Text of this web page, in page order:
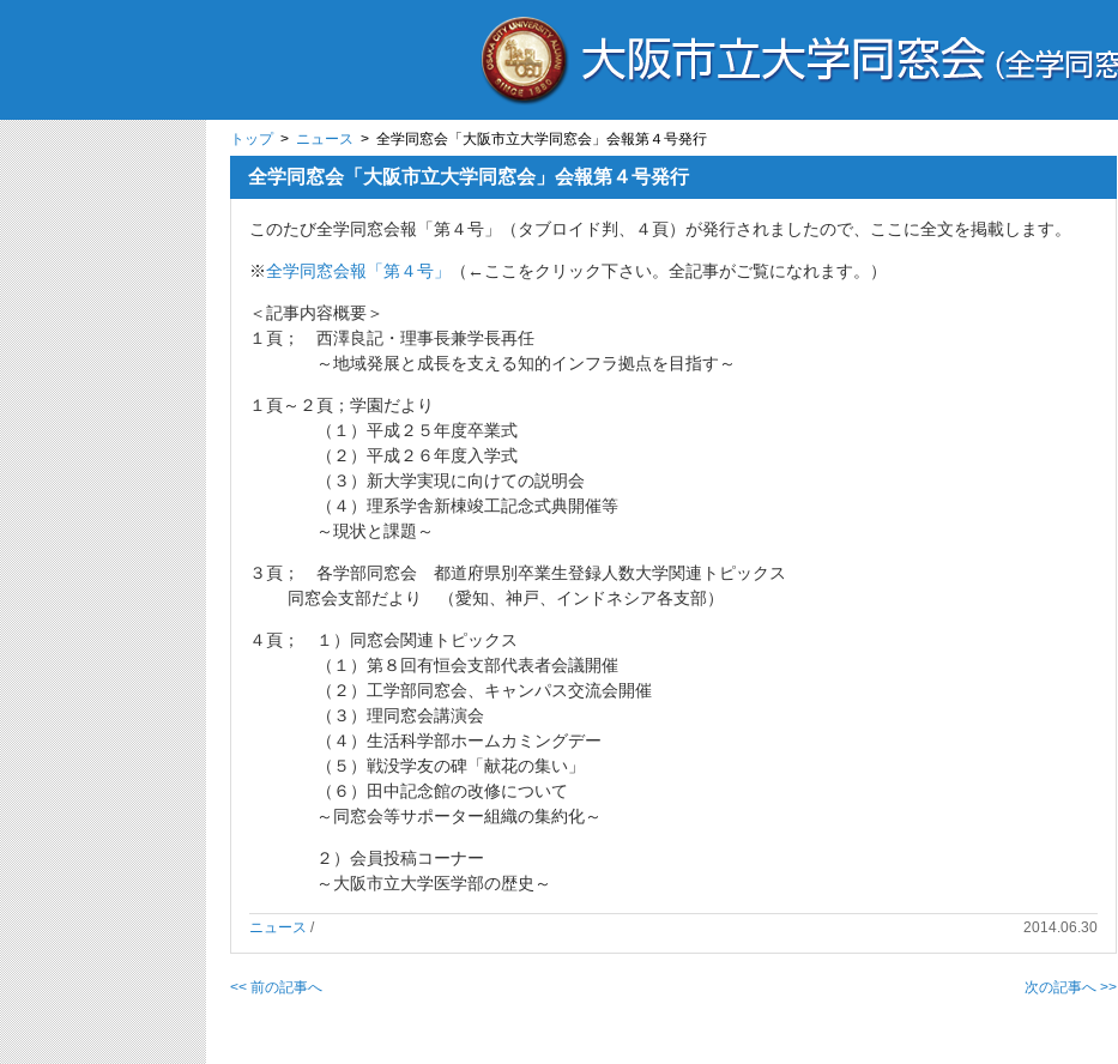
トップ> ニュース > 全学同窓会「大阪市立大学同窓会」会報第４号発行
全学同窓会「大阪市立大学同窓会」会報第４号発行
このたび全学同窓会報「第４号」（タブロイド判、４頁）が発行されましたので、ここに全文を掲載します。
※全学同窓会報「第４号」 （←ここをクリック下さい。全記事がご覧になれます。）
＜記事内容概要＞
１頁； 西澤良記・理事長兼学長再任
～地域発展と成長を支える知的インフラ拠点を目指す～
１頁～２頁；学園だより
（１）平成２５年度卒業式
（２）平成２６年度入学式
（３）新大学実現に向けての説明会
（４）理系学舎新棟竣工記念式典開催等
～現状と課題～
３頁； 各学部同窓会 都道府県別卒業生登録人数大学関連トピックス
同窓会支部だより （愛知、神戸、インドネシア各支部）
４頁； １）同窓会関連トピックス
（１）第８回有恒会支部代表者会議開催
（２）工学部同窓会、キャンパス交流会開催
（３）理同窓会講演会
（４）生活科学部ホームカミングデー
（５）戦没学友の碑「献花の集い」
（６）田中記念館の改修について
～同窓会等サポーター組織の集約化～
２）会員投稿コーナー
～大阪市立大学医学部の歴史～
ニュース / 2014.06.30
<< 前の記事へ 次の記事へ >>